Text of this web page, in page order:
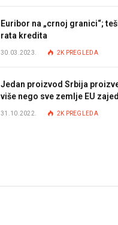
Euribor na „crnoj granici“;
rata kredita
30.03.2023. 2K PREGLEDA
Jedan proizvod Srbija
više nego sve zemlje EU
31.10.2022. 2K PREGLEDA